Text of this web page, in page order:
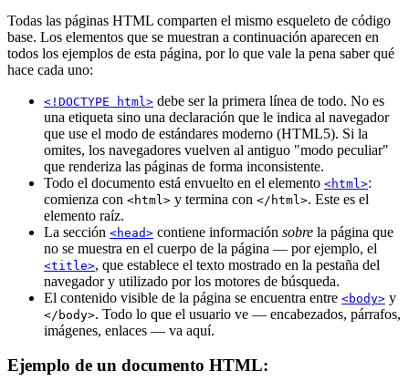
Todas las páginas HTML comparten el mismo esqueleto de código
base. Los elementos que se muestran a continuación aparecen en
todos los ejemplos de esta página, por lo que vale la pena saber qué
hace cada uno:
<!DOCTYPE html> debe ser la primera línea de todo. No es
una etiqueta sino una declaración que le indica al navegador
que use el modo de estándares moderno (HTML5). Si la
omites, los navegadores vuelven al antiguo "modo peculiar"
que renderiza las páginas de forma inconsistente.
Todo el documento está envuelto en el elemento <html>:
comienza con <html> y termina con </html>. Este es el
elemento raíz.
La sección <head> contiene información sobre la página que
no se muestra en el cuerpo de la página — por ejemplo, el
<title>, que establece el texto mostrado en la pestaña del
navegador y utilizado por los motores de búsqueda.
El contenido visible de la página se encuentra entre <body> y
</body>. Todo lo que el usuario ve — encabezados, párrafos,
imágenes, enlaces — va aquí.
Ejemplo de un documento HTML: